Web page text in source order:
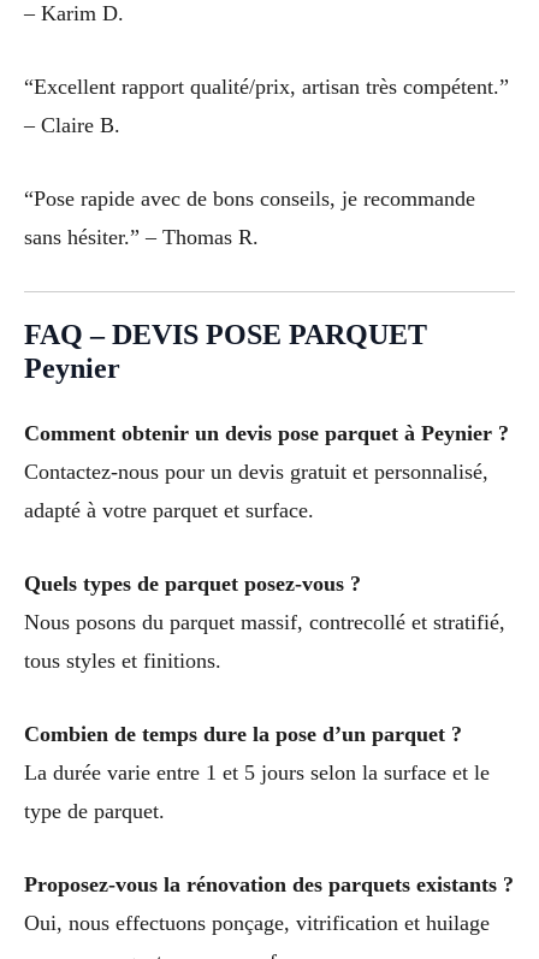
– Karim D.
“Excellent rapport qualité/prix, artisan très compétent.”
– Claire B.
“Pose rapide avec de bons conseils, je recommande
sans hésiter.” – Thomas R.
FAQ – DEVIS POSE PARQUET
Peynier
Comment obtenir un devis pose parquet à Peynier ?
Contactez-nous pour un devis gratuit et personnalisé,
adapté à votre parquet et surface.
Quels types de parquet posez-vous ?
Nous posons du parquet massif, contrecollé et stratifié,
tous styles et finitions.
Combien de temps dure la pose d’un parquet ?
La durée varie entre 1 et 5 jours selon la surface et le
type de parquet.
Proposez-vous la rénovation des parquets existants ?
Oui, nous effectuons ponçage, vitrification et huilage